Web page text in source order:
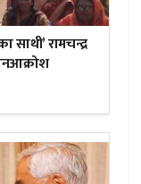
रामचन्द्र